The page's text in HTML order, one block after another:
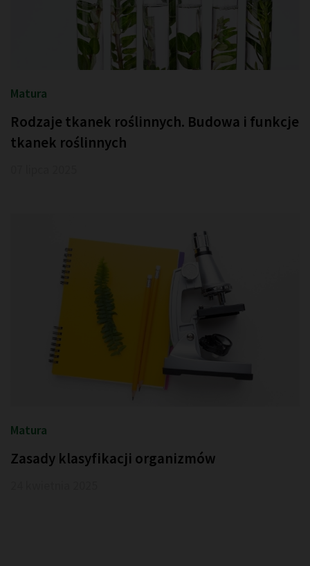
Matura
Rodzaje tkanek roślinnych. Budowa i funkcje
tkanek roślinnych
Matura
Zasady klasyfikacji organizmów